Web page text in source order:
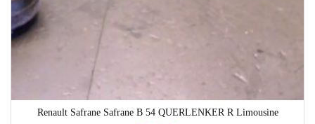
Renault Safrane Safrane B 54 QUERLENKER R Limousine